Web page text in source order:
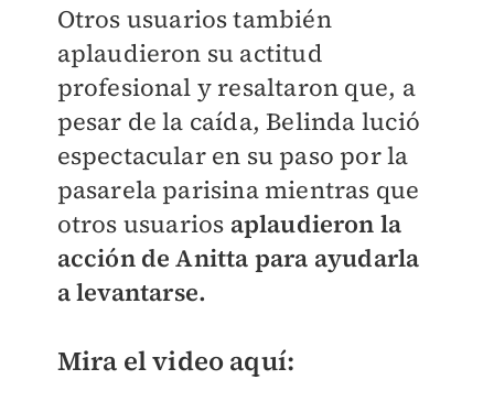
Otros usuarios también
aplaudieron su actitud
profesional y resaltaron que, a
pesar de la caída, Belinda lució
espectacular en su paso por la
pasarela parisina mientras que
otros usuarios aplaudieron la
acción de Anitta para ayudarla
a levantarse.
Mira el video aquí: